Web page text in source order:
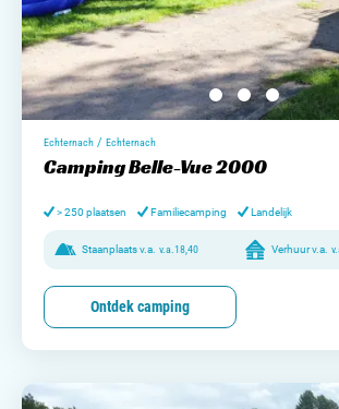
Echternach / Echternach
Camping Belle-Vue 2000
> 250 plaatsen Familiecamping Landelijk
Staanplaats v.a. v.a.18,40 Verhuur v.a.
Ontdek camping